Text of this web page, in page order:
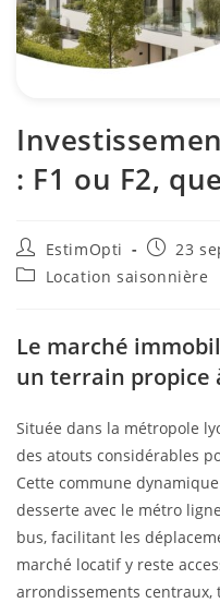
: F1 ou F2,
EstimOpti
23
Location saisonnière
Le marché
un terrain propice
Située dans la métropole
des atouts considérables
Cette commune
desserte avec le métro
bus, facilitant les
marché locatif y reste
arrondissements